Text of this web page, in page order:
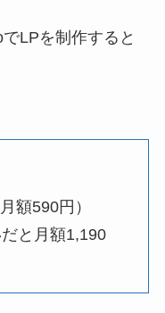
LPを制作すると
額590円）
と月額1,190